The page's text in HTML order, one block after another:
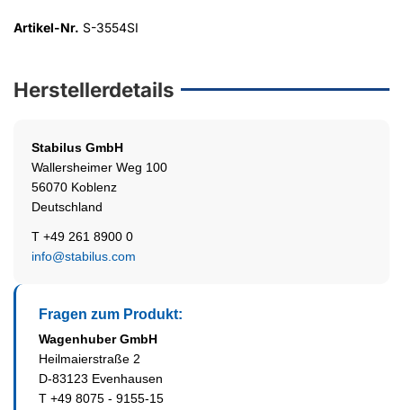
Artikel-Nr. S-3554SI
Herstellerdetails
Stabilus GmbH
Wallersheimer Weg 100
56070 Koblenz
Deutschland
T +49 261 8900 0
info@stabilus.com
Fragen zum Produkt:
Wagenhuber GmbH
Heilmaierstraße 2
D-83123 Evenhausen
T +49 8075 - 9155-15